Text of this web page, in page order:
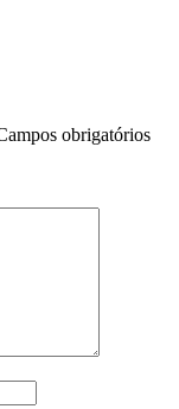
obrigatórios